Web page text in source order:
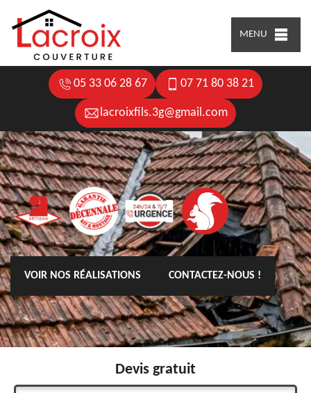
MENU
05 33 06 28 67 07 71 80 38 21
lacroixfils.3g@gmail.com
VOIR NOS RÉALISATIONS CONTACTEZ-NOUS !
Devis gratuit